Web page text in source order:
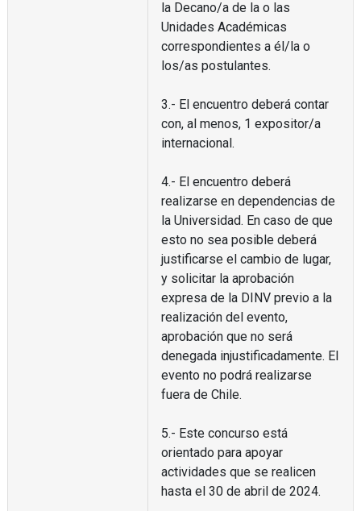
la Decano/a de la o las
Unidades Académicas
correspondientes a él/la o
los/as postulantes.
3.- El encuentro deberá contar
con, al menos, 1 expositor/a
internacional.
4.- El encuentro deberá
realizarse en dependencias de
la Universidad. En caso de que
esto no sea posible deberá
justificarse el cambio de lugar,
y solicitar la aprobación
expresa de la DINV previo a la
realización del evento,
aprobación que no será
denegada injustificadamente. El
evento no podrá realizarse
fuera de Chile.
5.- Este concurso está
orientado para apoyar
actividades que se realicen
hasta el 30 de abril de 2024.